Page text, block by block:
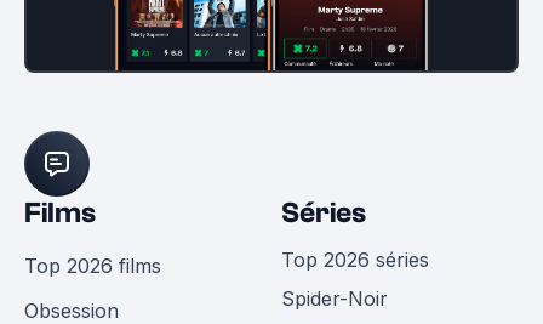
Films
Top 2026 films
Obsession
Séries
Top 2026 séries
Spider-Noir